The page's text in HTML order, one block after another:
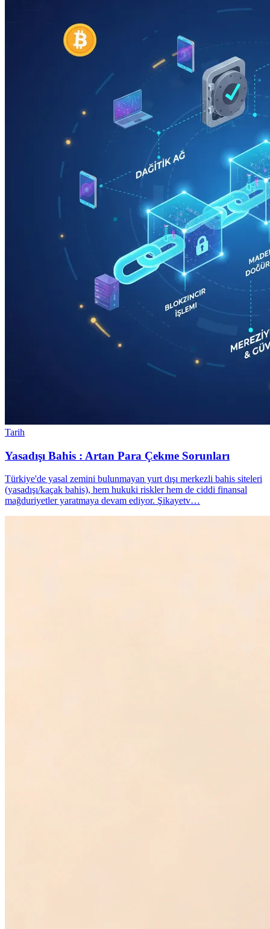
Tarih
Yasadışı Bahis : Artan Para Çekme Sorunları
Türkiye'de yasal zemini bulunmayan yurt dışı merkezli bahis siteleri
(yasadışı/kaçak bahis), hem hukuki riskler hem de ciddi finansal
mağduriyetler yaratmaya devam ediyor. Şikayetv…